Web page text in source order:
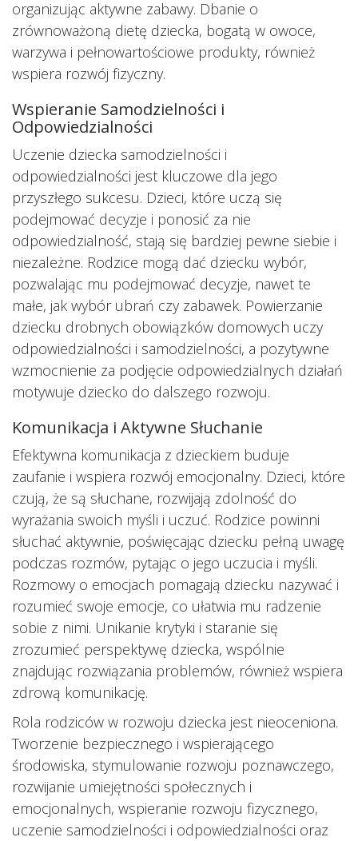
organizując aktywne zabawy. Dbanie o
zrównoważoną dietę dziecka, bogatą w owoce,
warzywa i pełnowartościowe produkty, również
wspiera rozwój fizyczny.
Wspieranie Samodzielności i
Odpowiedzialności
Uczenie dziecka samodzielności i
odpowiedzialności jest kluczowe dla jego
przyszłego sukcesu. Dzieci, które uczą się
podejmować decyzje i ponosić za nie
odpowiedzialność, stają się bardziej pewne siebie i
niezależne. Rodzice mogą dać dziecku wybór,
pozwalając mu podejmować decyzje, nawet te
małe, jak wybór ubrań czy zabawek. Powierzanie
dziecku drobnych obowiązków domowych uczy
odpowiedzialności i samodzielności, a pozytywne
wzmocnienie za podjęcie odpowiedzialnych działań
motywuje dziecko do dalszego rozwoju.
Komunikacja i Aktywne Słuchanie
Efektywna komunikacja z dzieckiem buduje
zaufanie i wspiera rozwój emocjonalny. Dzieci, które
czują, że są słuchane, rozwijają zdolność do
wyrażania swoich myśli i uczuć. Rodzice powinni
słuchać aktywnie, poświęcając dziecku pełną uwagę
podczas rozmów, pytając o jego uczucia i myśli.
Rozmowy o emocjach pomagają dziecku nazywać i
rozumieć swoje emocje, co ułatwia mu radzenie
sobie z nimi. Unikanie krytyki i staranie się
zrozumieć perspektywę dziecka, wspólnie
znajdując rozwiązania problemów, również wspiera
zdrową komunikację.
Rola rodziców w rozwoju dziecka jest nieoceniona.
Tworzenie bezpiecznego i wspierającego
środowiska, stymulowanie rozwoju poznawczego,
rozwijanie umiejętności społecznych i
emocjonalnych, wspieranie rozwoju fizycznego,
uczenie samodzielności i odpowiedzialności oraz